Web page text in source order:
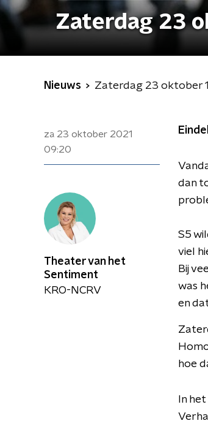
Zaterdag 23
Nieuws Zaterdag 23 oktober
za 23 oktober 2021
09:20
dan
S5
viel
Bij
was
en
hoe
In
Theater van het
Sentiment
KRO-NCRV